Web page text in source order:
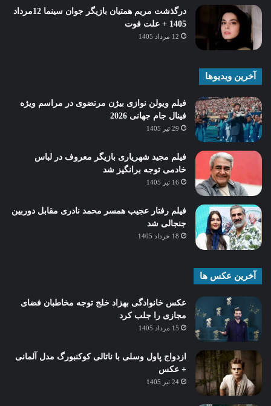
درگذشت مریم همتیان بازیگر جوان سینما 12مرداد
1405 + علت فوت
12 مرداد 1405
آخرین ویدیوها
فیلم ویولن نوازی بیژن مرتضوی در مراسم ویژه
فینال جام جهانی 2026
29 تیر 1405
فیلم مجید شهریاری بازیگر معروف در لباس
خادمی توجه برانگیز شد
16 تیر 1405
فیلم رفتار عجیب همسر محمد نادری مقابل دوربین
جنجالی شد
18 خرداد 1405
آخرین عکس ها
عکس خانوادگی بهزاد خلج توجه مخاطبان فضای
مجازی را جلب کرد
15 مرداد 1405
ازدواج پاول وسلی با ناتالی کوکنبورگ مدل آلمانی
+ عکس
24 تیر 1405